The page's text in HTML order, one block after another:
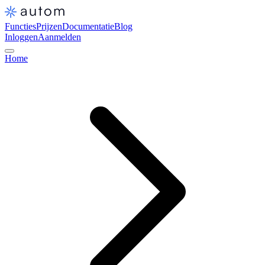
FunctiesPrijzenDocumentatieBlog
InloggenAanmelden
Home